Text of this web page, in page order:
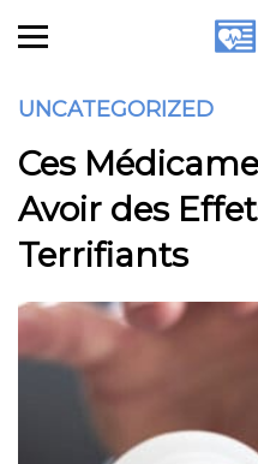
UNCATEGORIZED
Ces
Avoir des
Terrifiants